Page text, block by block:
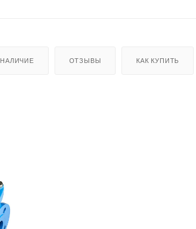
НАЛИЧИЕ ОТЗЫВЫ КАК КУПИТЬ